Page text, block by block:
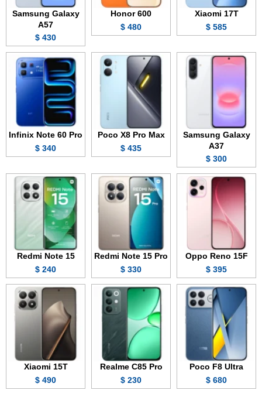
Xiaomi 17T
585 $
Honor 600
480 $
Samsung Galaxy
A57
430 $
Samsung Galaxy
A37
300 $
Poco X8 Pro Max
435 $
Infinix Note 60 Pro
340 $
Oppo Reno 15F
395 $
Redmi Note 15 Pro
330 $
Redmi Note 15
240 $
Poco F8 Ultra
680 $
Realme C85 Pro
230 $
Xiaomi 15T
490 $